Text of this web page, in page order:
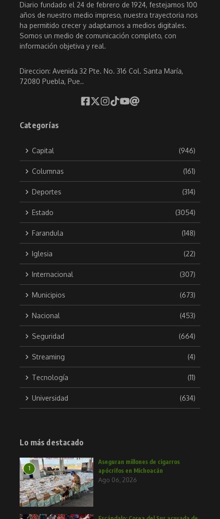
Diario fundado el 24 de febrero de 1924, festejamos 100
años de nuestro medio impreso, nuestra trayectoria nos
ha permitido crecer y adaptarnos a medios digitales.
Somos un medio de comunicación completo, con
información objetiva y real.
Direccion: Avenida 32 Pte. No. 316 Col. Santa María,
72080 Puebla, Pue..
Categorías
Capital (946)
Columnas (161)
Deportes (314)
Estado (3054)
Farandula (148)
Iglesia (22)
Internacional (307)
Municipios (673)
Nacional (453)
Seguridad (664)
Streaming (4)
Tecnología (11)
Universidad (634)
Lo más destacado
1
Aseguran millones de cigarros
apócrifos en Michoacán
Ago 06, 2026